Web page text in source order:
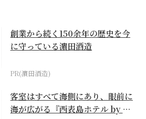
創業から続く150余年の歴史を今
に守っている濵田酒造
PR(濵田酒造)
客室はすべて海側にあり、眼前に
海が広がる『西表島ホテル by 星